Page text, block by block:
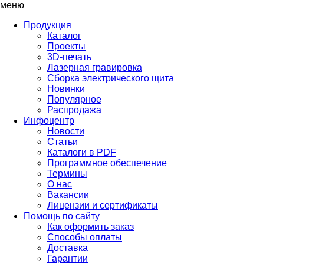
меню
Продукция
Каталог
Проекты
3D-печать
Лазерная гравировка
Сборка электрического щита
Новинки
Популярное
Распродажа
Инфоцентр
Новости
Статьи
Каталоги в PDF
Программное обеспечение
Термины
О нас
Вакансии
Лицензии и сертификаты
Помощь по сайту
Как оформить заказ
Способы оплаты
Доставка
Гарантии